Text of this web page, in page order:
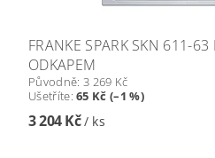
FRANKE SPARK SKN 611-63
ODKAPEM
Původně: 3 269 Kč
Ušetříte:65 Kč (–1 %)
3 204 Kč/ ks